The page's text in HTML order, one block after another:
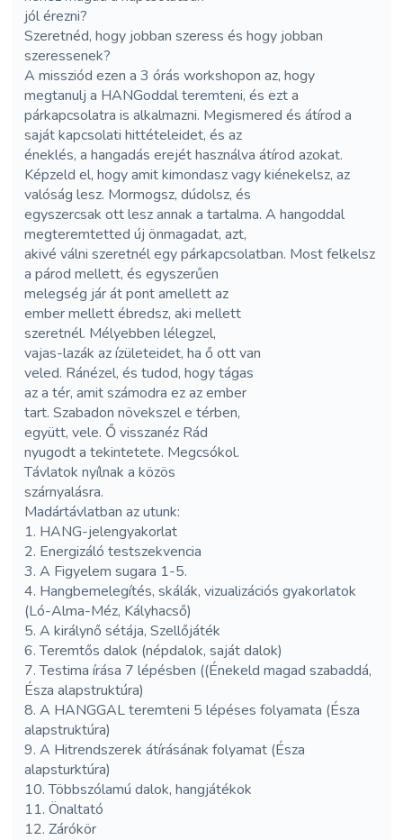
jól érezni?
Szeretnéd, hogy jobban szeress és hogy jobban
szeressenek?
A missziód ezen a 3 órás workshopon az, hogy
megtanulj a HANGoddal teremteni, és ezt a
párkapcsolatra is alkalmazni. Megismered és átírod a
saját kapcsolati hittételeidet, és az
éneklés, a hangadás erejét használva átírod azokat.
Képzeld el, hogy amit kimondasz vagy kiénekelsz, az
valóság lesz. Mormogsz, dúdolsz, és
egyszercsak ott lesz annak a tartalma. A hangoddal
megteremtetted új önmagadat, azt,
akivé válni szeretnél egy párkapcsolatban. Most felkelsz
a párod mellett, és egyszerűen
melegség jár át pont amellett az
ember mellett ébredsz, aki mellett
szeretnél. Mélyebben lélegzel,
vajas-lazák az ízületeidet, ha ő ott van
veled. Ránézel, és tudod, hogy tágas
az a tér, amit számodra ez az ember
tart. Szabadon növekszel e térben,
együtt, vele. Ő visszanéz Rád
nyugodt a tekintetete. Megcsókol.
Távlatok nyílnak a közös
szárnyalásra.
Madártávlatban az utunk:
1. HANG-jelengyakorlat
2. Energizáló testszekvencia
3. A Figyelem sugara 1-5.
4. Hangbemelegítés, skálák, vizualizációs gyakorlatok
(Ló-Alma-Méz, Kályhacső)
5. A királynő sétája, Szellőjáték
6. Teremtős dalok (népdalok, saját dalok)
7. Testima írása 7 lépésben ((Énekeld magad szabaddá,
Észa alapstruktúra)
8. A HANGGAL teremteni 5 lépéses folyamata (Észa
alapstruktúra)
9. A Hitrendszerek átírásának folyamat (Észa
alapsturktúra)
10. Többszólamú dalok, hangjátékok
11. Önaltató
12. Zárókör